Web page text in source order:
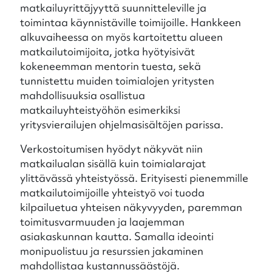
matkailuyrittäjyyttä suunnitteleville ja
toimintaa käynnistäville toimijoille. Hankkeen
alkuvaiheessa on myös kartoitettu alueen
matkailutoimijoita, jotka hyötyisivät
kokeneemman mentorin tuesta, sekä
tunnistettu muiden toimialojen yritysten
mahdollisuuksia osallistua
matkailuyhteistyöhön esimerkiksi
yritysvierailujen ohjelmasisältöjen parissa.
Verkostoitumisen hyödyt näkyvät niin
matkailualan sisällä kuin toimialarajat
ylittävässä yhteistyössä. Erityisesti pienemmille
matkailutoimijoille yhteistyö voi tuoda
kilpailuetua yhteisen näkyvyyden, paremman
toimitusvarmuuden ja laajemman
asiakaskunnan kautta. Samalla ideointi
monipuolistuu ja resurssien jakaminen
mahdollistaa kustannussäästöjä.